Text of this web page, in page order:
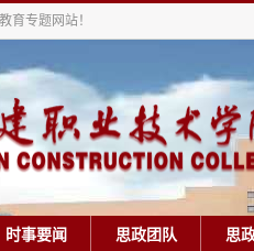
育专题网站！
时事要闻 思政团队 思